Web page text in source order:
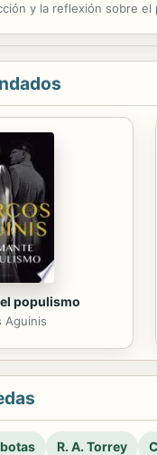
y la reflexión sobre el
populismo
Aguinis
R. A. Torrey